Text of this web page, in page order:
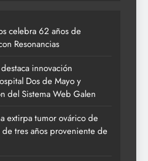
celebra 62 años de
Resonancias
innovación
Dos de Mayo y
del Sistema Web Galen
extirpa tumor ovárico de
tres años proveniente de